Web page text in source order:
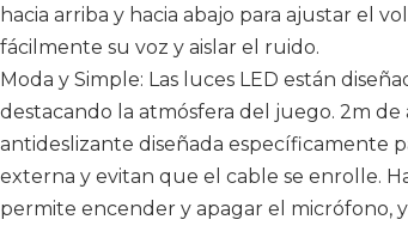
hacia arriba y hacia abajo para ajustar el
fácilmente su voz y aislar el ruido.
Moda y Simple: Las luces LED están
destacando la atmósfera del juego. 2m
antideslizante diseñada específicamente
externa y evitan que el cable se enrolle.
permite encender y apagar el micrófono,